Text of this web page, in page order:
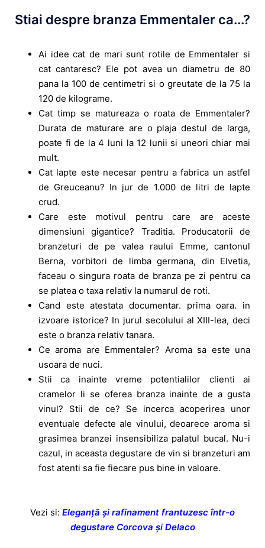
Stiai despre branza Emmentaler ca...?
Ai idee cat de mari sunt rotile de Emmentaler si
cat cantaresc? Ele pot avea un diametru de 80
pana la 100 de centimetri si o greutate de la 75 la
120 de kilograme.
Cat timp se matureaza o roata de Emmentaler?
Durata de maturare are o plaja destul de larga,
poate fi de la 4 luni la 12 lunii si uneori chiar mai
mult.
Cat lapte este necesar pentru a fabrica un astfel
de Greuceanu? In jur de 1.000 de litri de lapte
crud.
Care este motivul pentru care are aceste
dimensiuni gigantice? Traditia. Producatorii de
branzeturi de pe valea raului Emme, cantonul
Berna, vorbitori de limba germana, din Elvetia,
faceau o singura roata de branza pe zi pentru ca
se platea o taxa relativ la numarul de roti.
Cand este atestata documentar. prima oara. in
izvoare istorice? In jurul secolului al XIII-lea, deci
este o branza relativ tanara.
Ce aroma are Emmentaler? Aroma sa este una
usoara de nuci.
Stii ca inainte vreme potentialilor clienti ai
cramelor li se oferea branza inainte de a gusta
vinul? Stii de ce? Se incerca acoperirea unor
eventuale defecte ale vinului, deoarece aroma si
grasimea branzei insensibiliza palatul bucal. Nu-i
cazul, in aceasta degustare de vin si branzeturi am
fost atenti sa fie fiecare pus bine in valoare.
Vezi si: Eleganță și rafinament frantuzesc într-o
degustare Corcova și Delaco